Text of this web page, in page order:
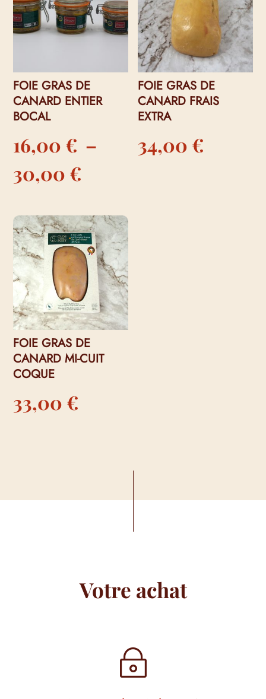
FOIE GRAS DE
CANARD ENTIER
BOCAL
16,00 € –
30,00 €
prix :
16,00 €
à
30,00 €
FOIE GRAS DE
CANARD FRAIS
EXTRA
34,00 €
FOIE GRAS DE
CANARD MI-CUIT
COQUE
33,00 €
Votre achat
~